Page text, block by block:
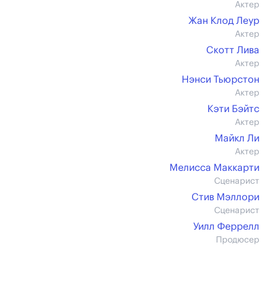
Актер
Жан Клод Леур
Актер
Скотт Лива
Актер
Нэнси Тьюрстон
Актер
Кэти Бэйтс
Актер
Майкл Ли
Актер
Мелисса Маккарти
Сценарист
Стив Мэллори
Сценарист
Уилл Феррелл
Продюсер